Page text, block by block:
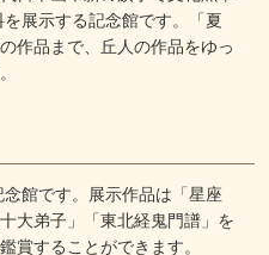
展示する記念館です。「夏
作品まで、丘人の作品をゆっ
館です。展示作品は「星座
大弟子」「東北経鬼門譜」を
賞することができます。